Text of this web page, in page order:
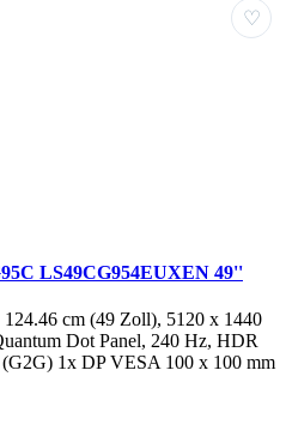
♡
LS49CG954EUXEN 49''
cm (49 Zoll), 5120 x 1440
Dot Panel, 240 Hz, HDR
(G2G) 1x DP VESA 100 x 100 mm